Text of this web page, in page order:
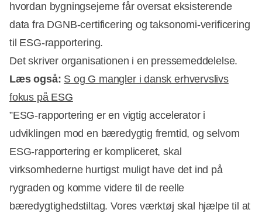
hvordan bygningsejerne får oversat eksisterende
data fra DGNB-certificering og taksonomi-verificering
til ESG-rapportering.
Annonce
Det skriver organisationen i en pressemeddelelse.
Læs også: S og G mangler i dansk erhvervslivs
fokus på ESG
”ESG-rapportering er en vigtig accelerator i
udviklingen mod en bæredygtig fremtid, og selvom
ESG-rapportering er kompliceret, skal
virksomhederne hurtigst muligt have det ind på
rygraden og komme videre til de reelle
bæredygtighedstiltag. Vores værktøj skal hjælpe til at